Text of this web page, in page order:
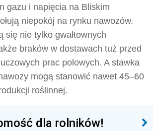
gazu i napięcia na Bliskim
niepokój na rynku nawozów.
się nie tylko gwałtownych
braków w dostawach tuż przed
prac polowych. A stawka
mogą stanowić nawet 45–60
roślinnej.
dla rolników!